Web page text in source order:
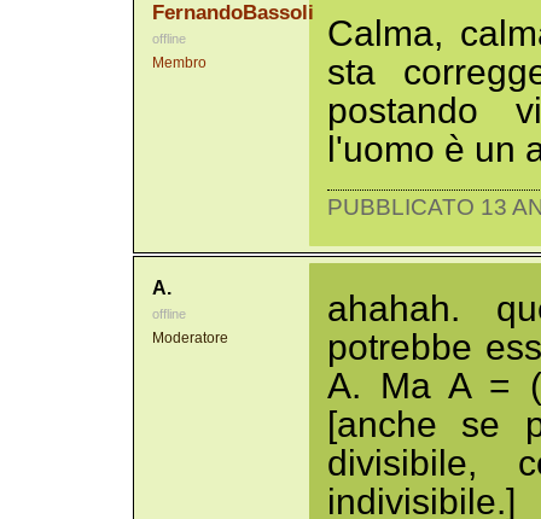
FernandoBassoli
offline
Membro
Calma,
sta
postando
l'uomo è un
PUBBLICATO 13
A.
offline
Moderatore
ahahah.
potrebbe
A. Ma A =
[anche se
indivisibile.]